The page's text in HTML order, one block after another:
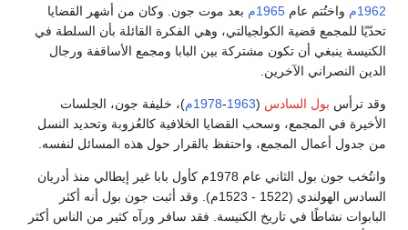
1962م
واختُتم عام 1965م
بعد موت جون. وكان من أشهر القضايا
تحدّيًا للمجمع قضية الكولجيالتي، وهي الفكرة القائلة بأن السلطة في
الكنيسة ينبغي أن تكون مشتركة بين البابا ومجمع الأساقفة ورجال
الدين النصراني الآخرين.
وقد ترأس بول السادس (
1963
-1978م
)، خليفة جون، الجلسات
الأخيرة في المجمع، وسحب القضايا الخلافية كالعُزوبة وتحديد النسل
من جدول أعمال المجمع، واحتفظ بالقرار حول هذه المسائل لنفسه.
وانتُخب جون بول الثاني عام 1978م كأول بابا غير إيطالي منذ أدريان
السادس الهولندي (1522 - 1523م). وقد أثبت جون بول أنه أكثر
البابوات نشاطًا في تاريخ الكنيسة. فقد سافر ورآه كثير من الناس أكثر